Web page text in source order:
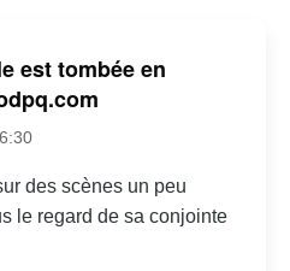
est tombée en
des scènes un peu
le regard de sa conjointe